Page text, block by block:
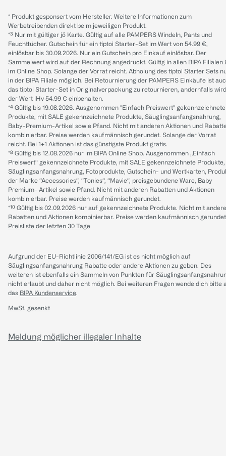
* Produkt gesponsert vom Hersteller. Weitere Informationen zum
Werbetreibenden direkt beim jeweiligen Produkt.
*³ Nur mit gültiger jö Karte. Gültig auf alle PAMPERS Windeln, Pants und
Feuchttücher. Gutschein für ein tiptoi Starter-Set im Wert von 54.99 €,
einlösbar bis 30.09.2026. Nur ein Gutschein pro Einkauf einlösbar. Der
Sammelwert wird auf der Rechnung angedruckt. Gültig in allen BIPA Filialen
im Online Shop. Solange der Vorrat reicht. Abholung des tiptoi Starter Sets
in der BIPA Filiale möglich. Bei Retournierung der PAMPERS Einkäufe ist
das tiptoi Starter-Set in Originalverpackung zu retournieren, andernfalls wird
der Wert iHv 54.99 € einbehalten.
*⁴ Gültig bis 19.08.2026. Ausgenommen "Einfach Preiswert" gekennzeichnete
Produkte, mit SALE gekennzeichnete Produkte, Säuglingsanfangsnahrung,
Baby-Premium-Artikel sowie Pfand. Nicht mit anderen Aktionen und
kombinierbar. Preise werden kaufmännisch gerundet. Solange der Vorrat
reicht. Bei 1+1 Aktionen ist das günstigste Produkt gratis.
*⁸ Gültig bis 12.08.2026 nur im BIPA Online Shop. Ausgenommen „Einfach
Preiswert“ gekennzeichnete Produkte, mit SALE gekennzeichnete Produkte,
Säuglingsanfangsnahrung, Fotoprodukte, Gutschein- und Wertkarten,
der Marke “Accessories“, “Tonies“, “Mavie“, preisgebundene Ware, Baby
Premium- Artikel sowie Pfand. Nicht mit anderen Rabatten und Aktionen
kombinierbar. Preise werden kaufmännisch gerundet.
*¹⁰ Gültig bis 02.09.2026 nur auf gekennzeichnete Produkte. Nicht mit
Rabatten und Aktionen kombinierbar. Preise werden kaufmännisch
Preisliste der letzten 30 Tage
Aufgrund der EU-Richtlinie 2006/141/EG ist es nicht möglich auf
Säuglingsanfangsnahrung Rabatte oder andere Aktionen zu geben. Des
weiteren ist ebenfalls ein Sammeln von Punkten für
nicht erlaubt und daher nicht möglich. Bei weiteren Fragen wende dich bitte
das BIPA Kundenservice.
MwSt. gesenkt
Meldung möglicher illegaler Inhalte